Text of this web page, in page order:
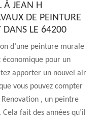
À JEAN H
DE PEINTURE
DANS LE 64200
d’une peinture murale
pour un
apporter un nouvel air
vous pouvez compter
Renovation , un peintre
fait des années qu’il